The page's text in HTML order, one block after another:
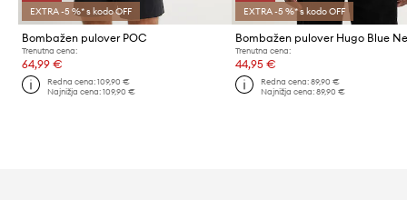
EXTRA -5 %* s kodo OFF
Bombažen pulover POC
Trenutna cena:
64,99 €
Redna cena:109,90 €
Najnižja cena:109,90 €
EXTRA -5 %* s kodo OFF
Bombažen pulover Hugo Blue
Trenutna cena:
44,95 €
Redna cena: 89,90 €
Najnižja cena: 89,90 €